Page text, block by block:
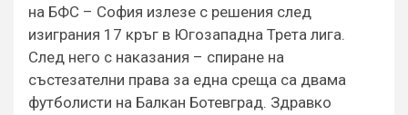
на БФС – София излезе с решения след
изиграния 17 кръг в Югозападна Трета лига.
След него с наказания – спиране на
състезателни права за една среща са двама
футболисти на Балкан Ботевград. Здравко